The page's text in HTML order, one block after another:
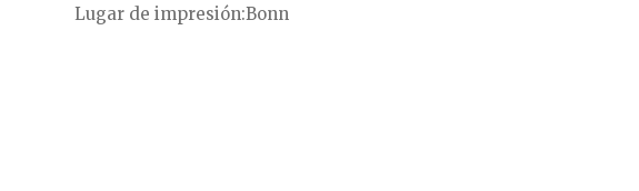
Lugar de impresión Bonn